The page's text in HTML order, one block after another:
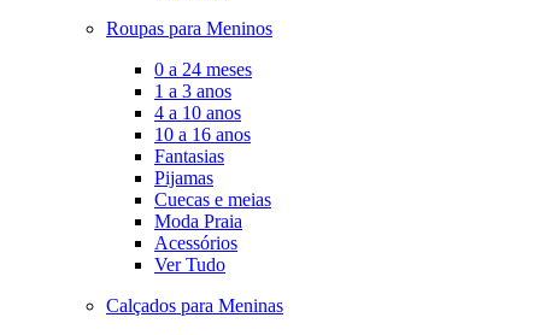
Roupas para Meninos
0 a 24 meses
1 a 3 anos
4 a 10 anos
10 a 16 anos
Fantasias
Pijamas
Cuecas e meias
Moda Praia
Acessórios
Ver Tudo
Calçados para Meninas